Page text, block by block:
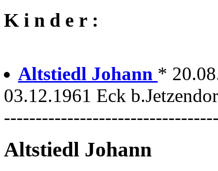
K i n d e r :
Altstiedl Johann *
03.12.1961 Eck
Altstiedl Johann